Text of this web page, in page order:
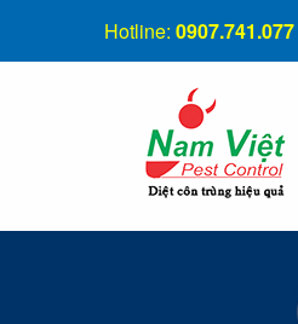
Hotline: 0907.741.077